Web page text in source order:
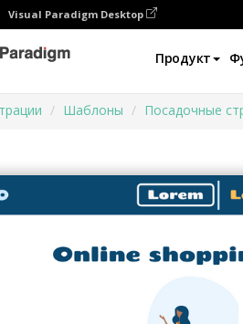
Visual Paradigm Desktop
Продукт
Шаблоны Посадочные